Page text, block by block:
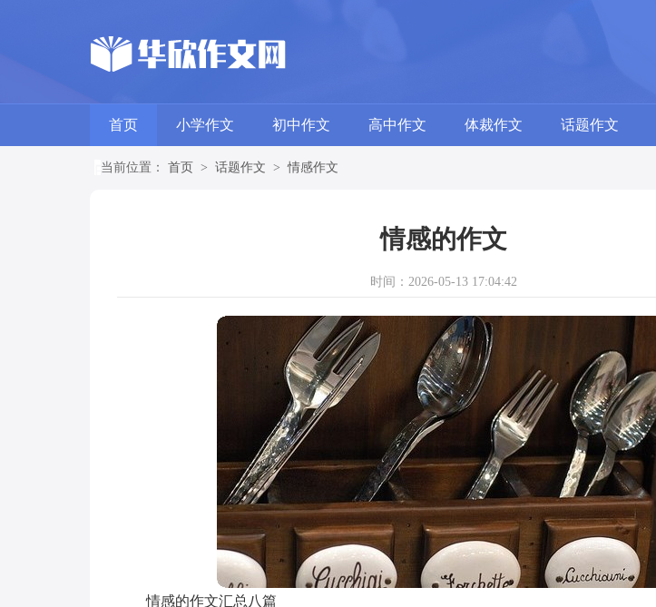
首页 小学作文 初中作文 高中作文 体裁作文 话题作文
当前位置： 首页 > 话题作文 > 情感作文
情感的作文
时间：2026-05-13 17:04:42
情感的作文汇总八篇